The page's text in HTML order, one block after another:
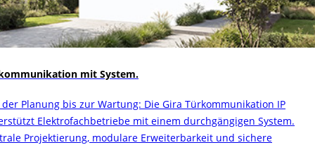
mit System.
der Planung bis zur Wartung: Die Gira Türkommunikation IP
Elektrofachbetriebe mit einem durchgängigen System.
Projektierung, modulare Erweiterbarkeit und sichere